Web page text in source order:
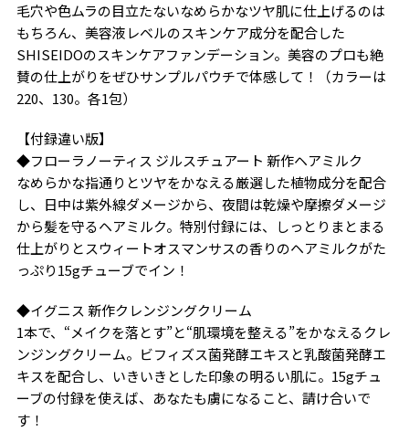
毛穴や色ムラの目立たないなめらかなツヤ肌に仕上げるのは
もちろん、美容液レベルのスキンケア成分を配合した
SHISEIDOのスキンケアファンデーション。美容のプロも絶
賛の仕上がりをぜひサンプルパウチで体感して！（カラーは
220、130。各1包）
【付録違い版】
◆フローラノーティス ジルスチュアート 新作ヘアミルク
なめらかな指通りとツヤをかなえる厳選した植物成分を配合
し、日中は紫外線ダメージから、夜間は乾燥や摩擦ダメージ
から髪を守るヘアミルク。特別付録には、しっとりまとまる
仕上がりとスウィートオスマンサスの香りのヘアミルクがた
っぷり15gチューブでイン！
◆イグニス 新作クレンジングクリーム
1本で、“メイクを落とす”と“肌環境を整える”をかなえるクレ
ンジングクリーム。ビフィズス菌発酵エキスと乳酸菌発酵エ
キスを配合し、いきいきとした印象の明るい肌に。15gチュ
ーブの付録を使えば、あなたも虜になること、請け合いで
す！